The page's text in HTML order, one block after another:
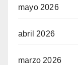
mayo 2026
abril 2026
marzo 2026